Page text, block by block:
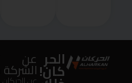
الحر
كان!
عن
الشركة